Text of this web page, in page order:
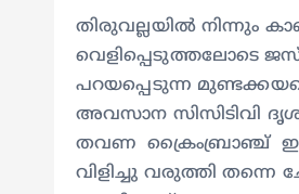
തിരുവല്ലയിൽ നിന്നും
വെളിപ്പെടുത്തലോടെ
പറയപ്പെടുന്ന
അവസാന സിസിടിവി
തവണ ക്രൈംബ്രാഞ്ച്
വിളിച്ചു വരുത്തി തന്നെ